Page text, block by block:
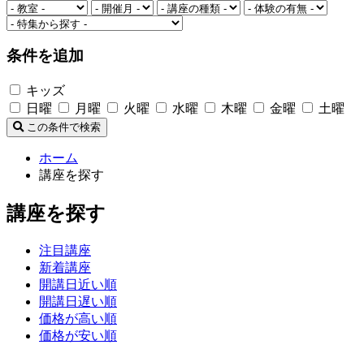
条件を追加
キッズ
日曜
月曜 火曜 水曜 木曜 金曜 土曜
この条件で検索
ホーム
講座を探す
講座を探す
注目講座
新着講座
開講日近い順
開講日遅い順
価格が高い順
価格が安い順